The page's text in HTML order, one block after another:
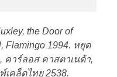
the Door of
Flamingo 1994. หยุด
คาร์ลอส คาสตาเนด้า,
คล็ดไทย 2538.